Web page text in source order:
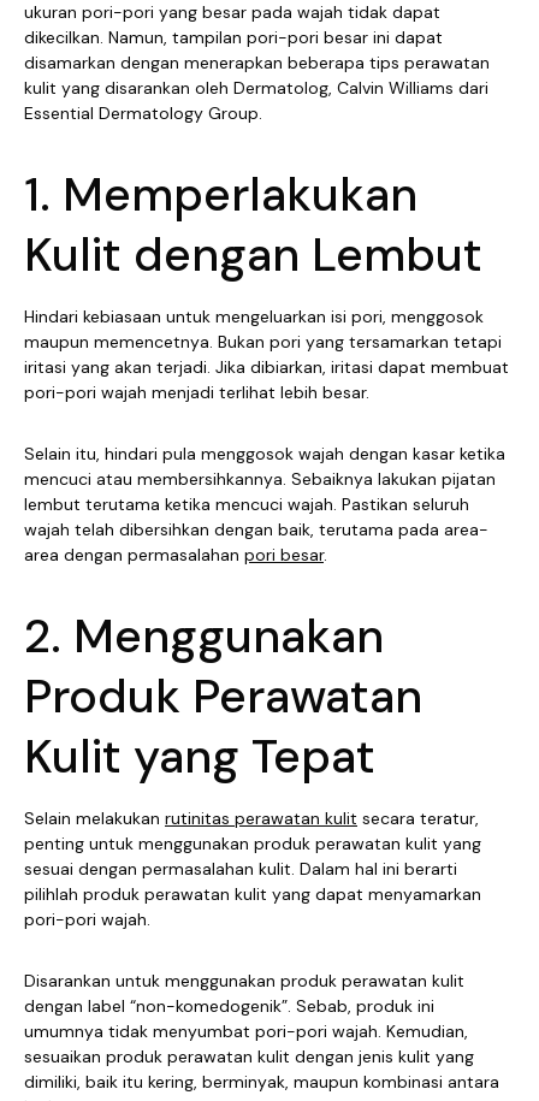
ukuran pori-pori yang besar pada wajah tidak dapat
dikecilkan. Namun, tampilan pori-pori besar ini dapat
disamarkan dengan menerapkan beberapa tips perawatan
kulit yang disarankan oleh Dermatolog, Calvin Williams dari
Essential Dermatology Group.
1. Memperlakukan
Kulit dengan Lembut
Hindari kebiasaan untuk mengeluarkan isi pori, menggosok
maupun memencetnya. Bukan pori yang tersamarkan tetapi
iritasi yang akan terjadi. Jika dibiarkan, iritasi dapat membuat
pori-pori wajah menjadi terlihat lebih besar.
Selain itu, hindari pula menggosok wajah dengan kasar ketika
mencuci atau membersihkannya. Sebaiknya lakukan pijatan
lembut terutama ketika mencuci wajah. Pastikan seluruh
wajah telah dibersihkan dengan baik, terutama pada area-
area dengan permasalahan pori besar.
2. Menggunakan
Produk Perawatan
Kulit yang Tepat
Selain melakukan rutinitas perawatan kulit secara teratur,
penting untuk menggunakan produk perawatan kulit yang
sesuai dengan permasalahan kulit. Dalam hal ini berarti
pilihlah produk perawatan kulit yang dapat menyamarkan
pori-pori wajah.
Disarankan untuk menggunakan produk perawatan kulit
dengan label “non-komedogenik”. Sebab, produk ini
umumnya tidak menyumbat pori-pori wajah. Kemudian,
sesuaikan produk perawatan kulit dengan jenis kulit yang
dimiliki, baik itu kering, berminyak, maupun kombinasi antara